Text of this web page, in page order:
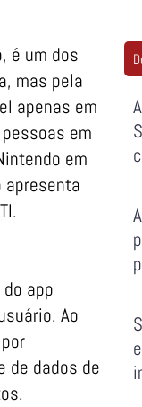
é um dos
mas pela
apenas em
em
em
apresenta
app
Ao
de dados de